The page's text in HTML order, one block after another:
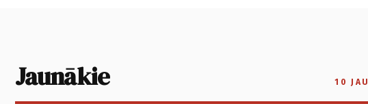
Jaunākie 10